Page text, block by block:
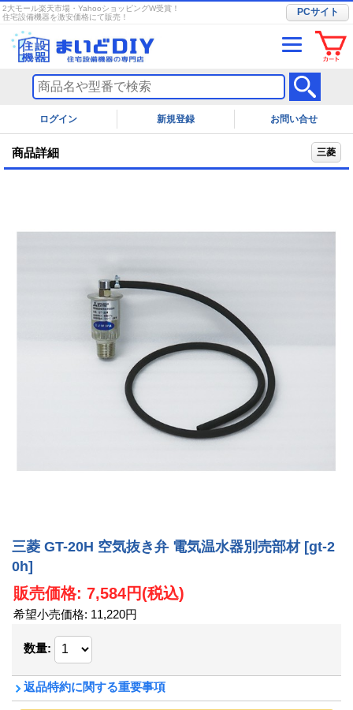
2大モール楽天市場・YahooショッピングW受賞！
住宅設備機器を激安価格にて販売！
PCサイト
ログイン お問い合せ
商品詳細 三菱
三菱 GT-20H 空気抜き弁 電気温水器別売部材 [gt-2
0h]
販売価格: 7,584円(税込)
希望小売価格: 11,220円
数量:
返品特約に関する重要事項